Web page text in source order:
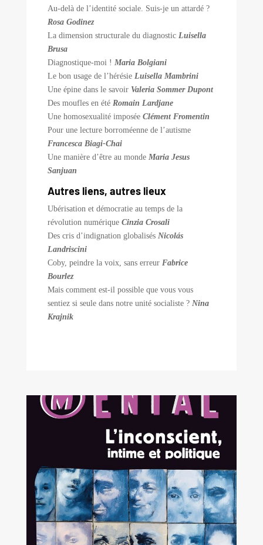
Au-delà de l’identité sociale. Suis-je un attardé ?
Rosa Godinez
La dimension structurale du diagnostic Luisella
Brusa
Diagnostique-moi ! Maria Bolgiani
Le bon usage de l’hérésie Luisella Mambrini
Une épine dans le savoirValeria Sommer Dupont
Des moufles en été Romain Lardjane
Une homosexualité imposée Clément Fromentin
Pour une lecture borroméenne de l’autisme
Francesca Biagi-Chai
Une manière d’être au monde Maria Jesus
Sanjuan
Autres liens, autres lieux
Ubérisation et démocratie au temps de la
révolution numérique Cinzia Crosali
Des cris d’indignation globalisés Nicolás
Landriscini
Coby, peindre la voix, sans erreur Fabrice
Bourlez
Mais comment est-il possible que vous vous
sentiez si seule dans notre unité socialiste ? Nina
Krajnik